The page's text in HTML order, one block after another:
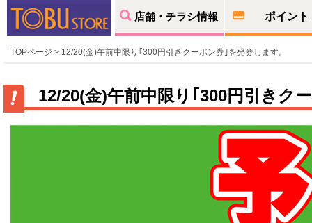
店舗・チラシ情報 ポイント
TOPページ > 12/20(金)午前中限り｢300円引きクーポン券｣を発券します。
12/20(金)午前中限り｢300円引きク